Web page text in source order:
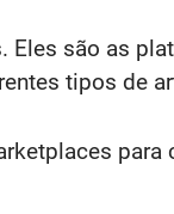
Eles são as
tipos de
para